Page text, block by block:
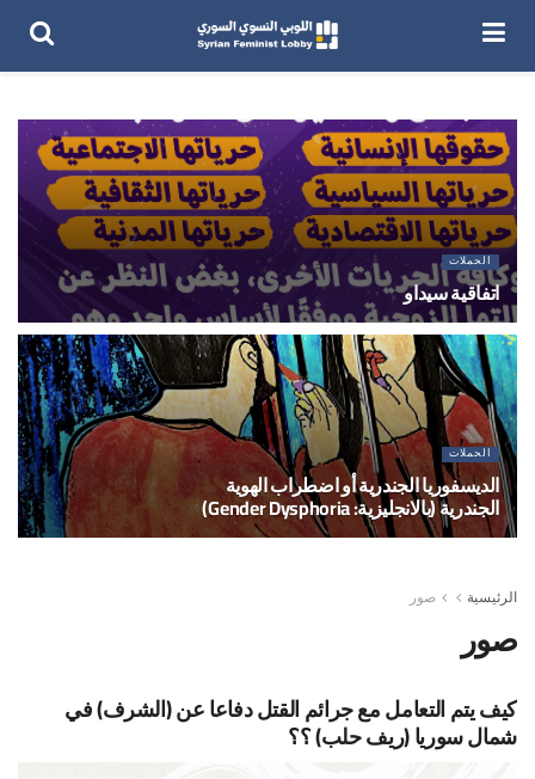
الحملات
اتفاقية سيداو
4 يناير 2024
الحملات
الديسفوريا الجندرية أو اضطراب الهوية
الجندرية (بالانجليزية: Gender Dysphoria)
الرئيسية صور
صور
كيف يتم التعامل مع جرائم القتل دفاعا عن (الشرف) في
شمال سوريا (ريف حلب) ؟؟